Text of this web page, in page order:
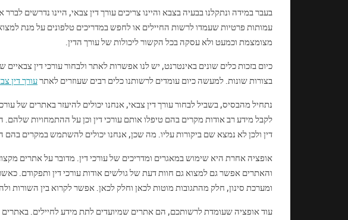
בעבר במידה ונתקלנו בבעיה בצבא והיינו צריכים עורך דין צבאי, היינו נדרשים
עמותות פרטיות שעמדו לרשות החיילים או לחפש במדריכים טלפונים על מנת
מצומצמת וכמעט ולא עסקה בכל הקשור ליכולות של עורך הדין.
כיום בזכות כלים שונים באינטרנט, יש לנו אפשרות לאתר ולבחור עורכי דין
בצורות שונות. למעשה כיום עומדים לרשותנו כלים רבים שעוזרים לאתרעורך דין
נתחיל מהבסיס, בשביל לבחור עורך דין צבאי, אנחנו יכולים להיעזר באתרים של
לקבל מידע רב אודות מקרים בהם טיפלו אותם עורכי דין וכן על ההתמחויות
דין ולכן לא נמצא שם ביקורות עליו. מה שכן, אנחנו יכולים להשתמש במקרים בהם
אופציה אחרת היא שימוש במאגרים ומדריכים של עורכי דין. מדובר על אתרים
והאתרים אפשר גם למצוא גם חוות דעת של גולשים אודות עורכי דין ותפקודם.
ומערכת סינון, חלק מהתגובות מוטות לכאן וחלק לכאן. אפשר לקרוא בין השורות
עוד אופציה שעומדת לרשותכם, הם אתרים שמיועדים לתת מידע לחיילים. באתרים